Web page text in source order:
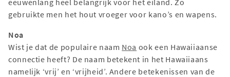
gebruikte men het hout vroeger voor kano’s en wapens.
Noa
Wist je dat de populaire naam Noa ook een Hawaiiaanse
connectie heeft? De naam betekent in het Hawaiiaans
namelijk ‘vrij’ en ‘vrijheid’. Andere betekenissen van de